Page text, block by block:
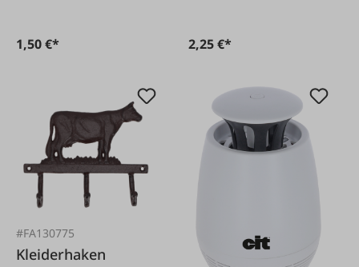
1,50 €* 2,25 €*
#FA130775
Kleiderhaken